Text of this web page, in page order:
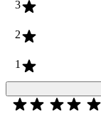
3
2
1